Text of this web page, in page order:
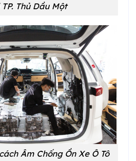
TP. Thủ Dầu Một
Âm Chống Ồn Xe Ô Tô